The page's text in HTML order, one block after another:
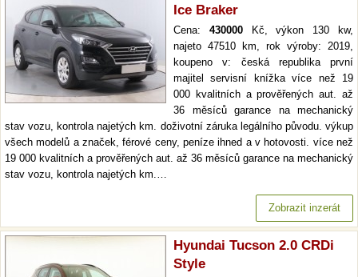
Ice Braker
Cena: 430000Kč, výkon 130 kw,
najeto 47510 km, rok výroby: 2019,
koupeno v: česká republika první
majitel servisní knížka více než 19
000 kvalitních a prověřených aut. až
36 měsíců garance na mechanický
stav vozu, kontrola najetých km. doživotní záruka legálního původu. výkup
všech modelů a značek, férové ceny, peníze ihned a v hotovosti. více než
19 000 kvalitních a prověřených aut. až 36 měsíců garance na mechanický
stav vozu, kontrola najetých km.…
Zobrazit inzerát
Hyundai Tucson 2.0 CRDi
Style